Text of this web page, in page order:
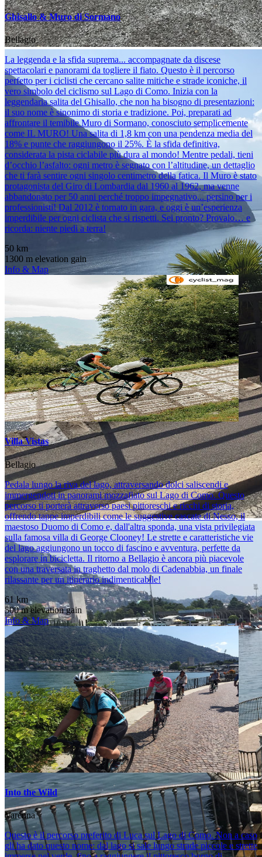
Ghisallo & Muro di Sormano
Bellagio
La leggenda e la sfida suprema... accompagnate da discese
spettacolari e panorami da togliere il fiato. Questo è il percorso
perfetto per i ciclisti che cercano salite mitiche e strade iconiche, il
vero simbolo del ciclismo sul Lago di Como. Inizia con la
leggendaria salita del Ghisallo, che non ha bisogno di presentazioni:
il suo nome è sinonimo di storia e tradizione. Poi, preparati ad
affrontare il temibile Muro di Sormano, conosciuto semplicemente
come IL MURO! Una salita di 1,8 km con una pendenza media del
18% e punte che raggiungono il 25%. È la sfida definitiva,
considerata la pista ciclabile più dura al mondo! Mentre pedali, tieni
d’occhio l’asfalto: ogni metro è segnato con l’altitudine, un dettaglio
che ti farà sentire ogni singolo centimetro della fatica. Il Muro è stato
protagonista del Giro di Lombardia dal 1960 al 1962, ma venne
abbandonato per 50 anni perché troppo impegnativo... persino per i
professionisti! Dal 2012 è tornato in gara, e oggi è un’esperienza
imperdibile per ogni ciclista che si rispetti. Sei pronto? Provalo… e
ricorda: niente piedi a terra!
50 km
1300 m elevation gain
Info & Map
Villa Vistas
Bellagio
Pedala lungo la riva del lago, attraversando dolci saliscendi e
immergendoti in panorami mozzafiato sul Lago di Como. Questo
percorso ti porterà attraverso paesi pittoreschi e ricchi di storia,
offrendo tappe imperdibili come le suggestive cascate di Nesso, il
maestoso Duomo di Como e, dall'altra sponda, una vista privilegiata
sulla famosa villa di George Clooney! Le strette e caratteristiche vie
del lago aggiungono un tocco di fascino e avventura, perfette da
esplorare in bicicletta. Il ritorno a Bellagio è ancora più piacevole
con una traversata in traghetto dal molo di Cadenabbia, un finale
rilassante per un itinerario indimenticabile!
61 km
500 m elevation gain
Info & Map
Into the Wild
Varenna
Questo è il percorso preferito di Luca sul Lago di Como. Non a caso
gli ha dato questo nome: dal lago si sale lungo strade piccole e strette